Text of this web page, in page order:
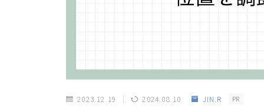
2023.12.19 2024.08.10 JIN:R PR